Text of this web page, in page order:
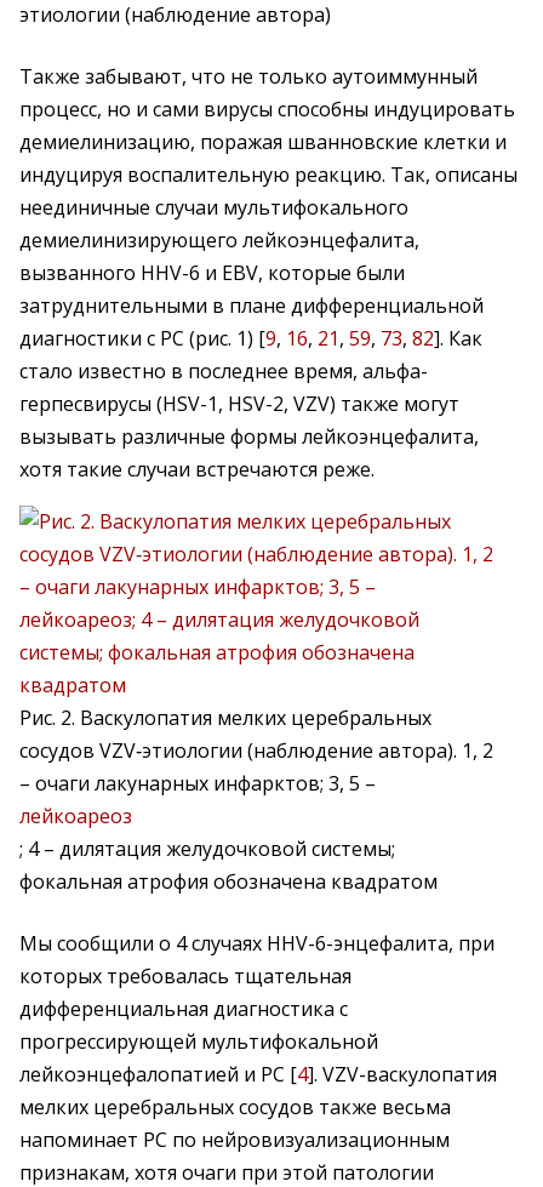
этиологии (наблюдение автора)
Также забывают, что не только аутоиммунный
процесс, но и сами вирусы способны индуцировать
демиелинизацию, поражая шванновские клетки и
индуцируя воспалительную реакцию. Так, описаны
неединичные случаи мультифокального
демиелинизирующего лейкоэнцефалита,
вызванного HHV-6 и EBV, которые были
затруднительными в плане дифференциальной
диагностики с РС (рис. 1) [9, 16, 21, 59, 73, 82]. Как
стало известно в последнее время, альфа-
герпесвирусы (HSV-1, HSV-2, VZV) также могут
вызывать различные формы лейкоэнцефалита,
хотя такие случаи встречаются реже.
Рис. 2. Васкулопатия мелких церебральных
сосудов VZV‑этиологии (наблюдение автора). 1, 2
– очаги лакунарных инфарктов; 3, 5 –
лейкоареоз
; 4 – дилятация желудочковой системы;
фокальная атрофия обозначена квадратом
Мы сообщили о 4 случаях HHV-6-энцефалита, при
которых требовалась тщательная
дифференциальная диагностика с
прогрессирующей мультифокальной
лейкоэнцефалопатией и РС [4]. VZV-васкулопатия
мелких церебральных сосудов также весьма
напоминает РС по нейровизуализационным
признакам, хотя очаги при этой патологии